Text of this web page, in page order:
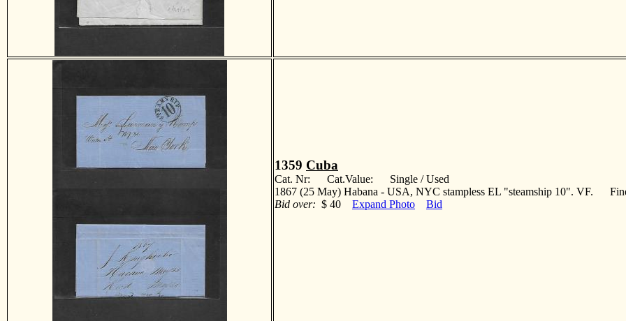
1359 Cuba
Cat. Nr: Cat.Value: Single / Used
1867 (25 May) Habana - USA, NYC stampless EL "steamship 10". VF.
Bid over: $ 40 Expand Photo Bid